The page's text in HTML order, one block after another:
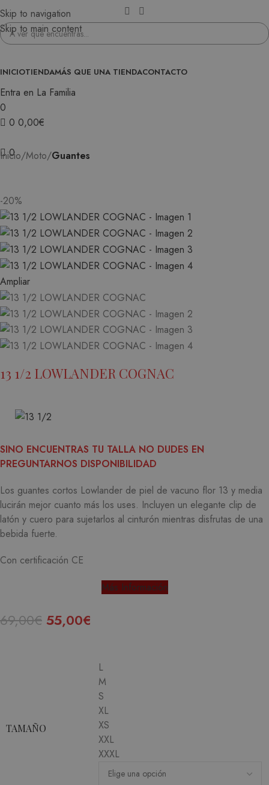
Skip to navigation
Skip to main content
INICIOTIENDAMÁS QUE UNA TIENDACONTACTO
Entra en La Familia
0
0 0,00€
0
Inicio Moto Guantes
-20%
Ampliar
13 1/2 LOWLANDER COGNAC
SINO ENCUENTRAS TU TALLA NO DUDES EN
PREGUNTARNOS DISPONIBILIDAD
Los guantes cortos Lowlander de piel de vacuno flor 13 y media
lucirán mejor cuanto más los uses. Incluyen un elegante clip de
latón y cuero para sujetarlos al cinturón mientras disfrutas de una
bebida fuerte.
Con certificación CE
Más Información
69,00€ 55,00€
TAMAÑO
L
M
S
XL
XS
XXL
XXXL